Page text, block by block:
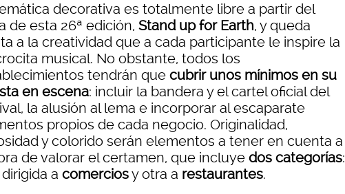
decorativa es totalmente libre a partir del
de esta 26ª edición, Stand up for Earth, y queda
a la creatividad que a cada participante le inspire la
musical. No obstante, todos los
tendrán que cubrir unos mínimos en su
en escena: incluir la bandera y el cartel oficial del
la alusión al lema e incorporar al escaparate
propios de cada negocio. Originalidad,
y colorido serán elementos a tener en cuenta a
de valorar el certamen, que incluye dos categorías:
a comerciosy otra a restaurantes.